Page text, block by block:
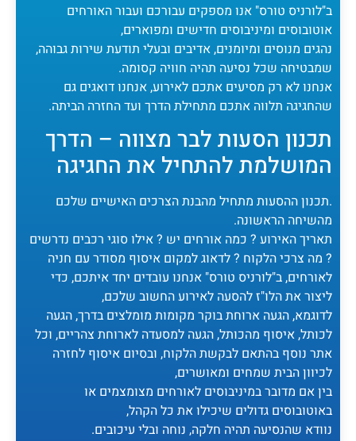
ב"לורניס טורס" אנו מספקים עבורכם ועבור האורחים
אוטובוסים ומיניבוסים חדישים ומפוארים,
נהגים מנוסים ומיומנים, אדיבים ובעלי תודעת שירות גבוהה,
שמבטיחה שכל נסיעה תהיה חוויה קסומה.
אנחנו לא רק מסיעים אתכם לאירוע, אנחנו דואגים גם
שהחגיגה תלווה אתכם מתחילת הדרך ועד החזרה הביתה.
תכנון הסעות לבר מצווה – הדרך
המושלמת להתחיל את החגיגה
.תכנון ההסעות מתחיל מהבנת הצרכים האישיים שלכם
מהשיחה הראשונה.
תאריך האירוע ? כמה אורחים יש ? אילו סוגי רכבים נדרשים
? מה צרכי הלקוח ? לדאוג למקום איסוף מסודר עם חניה
לאורחים, ב"לורניס טורס" אנחנו עובדים יחד איתכם, כדי
ליצור את הלו"ז להסעה לאירוע החשוב שלכם,
לדוגמא, הגעה ארוחת בוקר מקומות מומלצים בדרך, הגעה
לכותל, איסוף מהכותל, הגעה למסעדה לארוחת צהריים, וכל
אתר נוסף בהתאם לבקשת הלקוח, ובסיום איסוף לחזרה
לכיוון הבית שמחים ומאושרים,
בין אם מדובר במיניבוסים לאורחים מצומצמים או
באוטובוסים גדולים שיכילו את כל הקהל,
נוודא שהנסיעה תהיה חלקה, נוחה ובלי עיכובים.